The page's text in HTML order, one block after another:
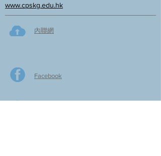
www.cpskg.edu.hk
內聯網
Facebook